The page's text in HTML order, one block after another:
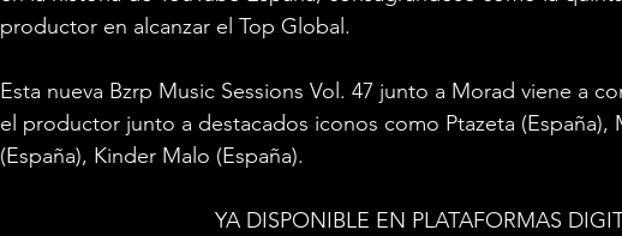
productor en alcanzar el Top Global.
Esta nueva Bzrp Music Sessions Vol. 47 junto a Morad viene a
el productor junto a destacados iconos como Ptazeta (España),
(España), Kinder Malo (España).
YA DISPONIBLE EN PLATAFORMAS